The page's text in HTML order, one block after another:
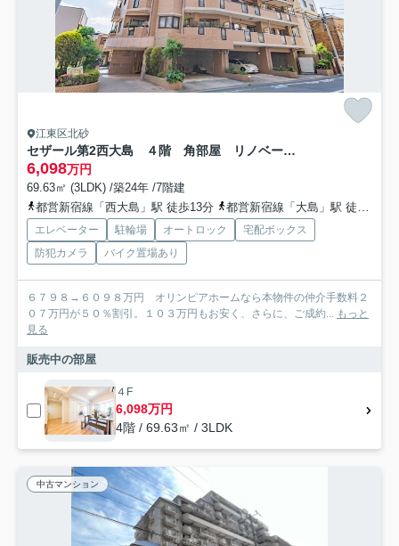
江東区北砂
セザール第2西大島 ４階 角部屋 リノベーション済
6,098万円
69.63㎡ (3LDK) /築24年 /7階建
都営新宿線「西大島」駅 徒歩13分
都営新宿線「大島」駅 徒歩23分
エレベーター 駐輪場 オートロック
宅配ボックス
防犯カメラ
バイク置場あり
６７９８→６０９８万円 オリンピアホームなら本物件の仲介手数料２
０７万円が５０％割引。１０３万円もお安く、さらに、ご成約... もっと
見る
販売中の部屋
４F
6,098万円
4階 / 69.63㎡ / 3LDK
中古マンション